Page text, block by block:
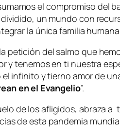
el compromiso
un mundo con
la única familia
petición del salmo que
y tenemos en ti nuestra
infinito y tierno amor de
en el Evangelio”.
de los afligidos, abraza
de esta pandemia